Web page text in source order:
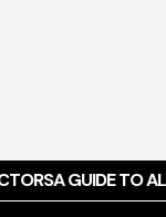
A GUIDE TO